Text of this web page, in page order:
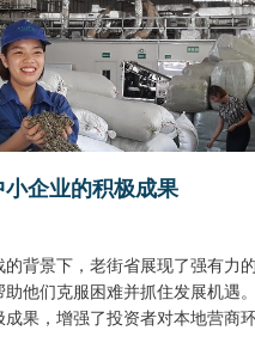
企业的积极成果
背景下，老街省展现了强有力
他们克服困难并抓住发展机遇
果，增强了投资者对本地营商环